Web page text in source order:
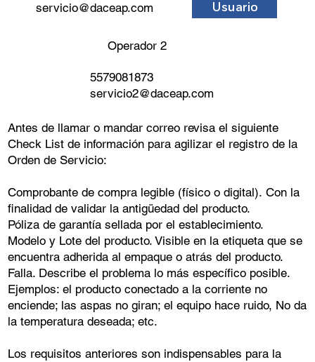
servicio@daceap.com
Usuario
Operador 2​
5579081873
servicio2@daceap.com
Antes de llamar o mandar correo revisa el siguiente
Check List de información para agilizar el registro de la
Orden de Servicio:
Comprobante de compra legible (físico o digital). Con la
finalidad de validar la antigüedad del producto.
Póliza de garantía sellada por el establecimiento.
Modelo y Lote del producto. Visible en la etiqueta que se
encuentra adherida al empaque o atrás del producto.
Falla. Describe el problema lo más específico posible.
Ejemplos: el producto conectado a la corriente no
enciende; las aspas no giran; el equipo hace ruido, No da
la temperatura deseada; etc.
Los requisitos anteriores son indispensables para la